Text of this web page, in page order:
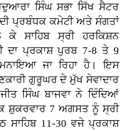
ਸਿੰਘ ਸਭਾ ਸਿੱਖ ਸੈਟਰ
ਪ੍ਰਬੰਧਕ ਕਮੇਟੀ ਅਤੇ ਸੰਗਤਾਂ
ਕੇ ਸਾਹਿਬ ਸ੍ਰੀ ਹਰਕਿਸ਼ਨ
ਦਾ ਪ੍ਰਕਾਸ਼ ਪੁਰਬ 7-8 ਤੇ 9
ਜਾ ਰਿਹਾ ਹੈ। ਇਸ
ਗੁਰੂਘਰ ਦੇ ਮੁੱਖ ਸੇਵਾਦਾਰ
ਸਿੰਘ ਬਾਜਵਾ ਨੇ ਦਿੰਦਿਆਂ
ਸ਼ੁਕਰਵਾਰ 7 ਅਗਸਤ ਨੂੰ ਸ੍ਰੀ
ਸਾਹਿਬ 11-30 ਵਜੇ ਪ੍ਰਕਾਸ਼